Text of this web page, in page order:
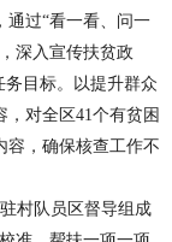
通过“看一看、问一
深入宣传扶贫政
务目标。以提升群众
对全区41个有贫困
容，确保核查工作不
村队员区督导组成